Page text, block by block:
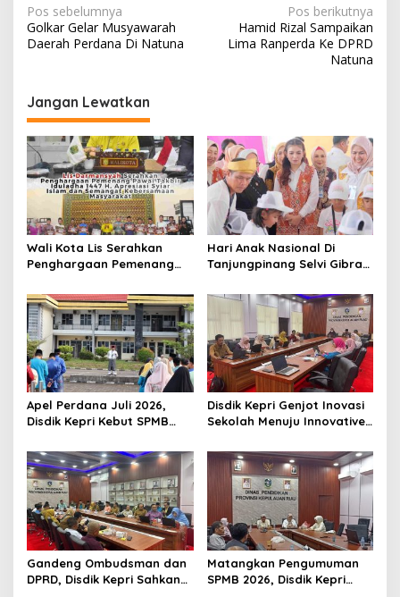
N
a
i
g
a
s
i
p
o
s
Pos sebelumnya
Golkar Gelar Musyawarah
Daerah Perdana Di Natuna
Pos berikutnya
Hamid Rizal Sampaikan
Lima Ranperda Ke DPRD
Natuna
Jangan Lewatkan
Wali Kota Lis Serahkan
Penghargaan Pemenang
H, Ajak Masyarakat Terus
Hidupkan Syiar Islam
Hari Anak Nasional Di
Tanjungpinang Selvi Gibran
Nasional RANA
Apel Perdana Juli 2026,
Disdik Kepri Kebut SPMB
Disdik Kepri Genjot Inovasi
Sekolah Menuju Innovative
Gandeng Ombudsman dan
DPRD, Disdik Kepri Sahkan
Matangkan Pengumuman
SPMB 2026, Disdik Kepri